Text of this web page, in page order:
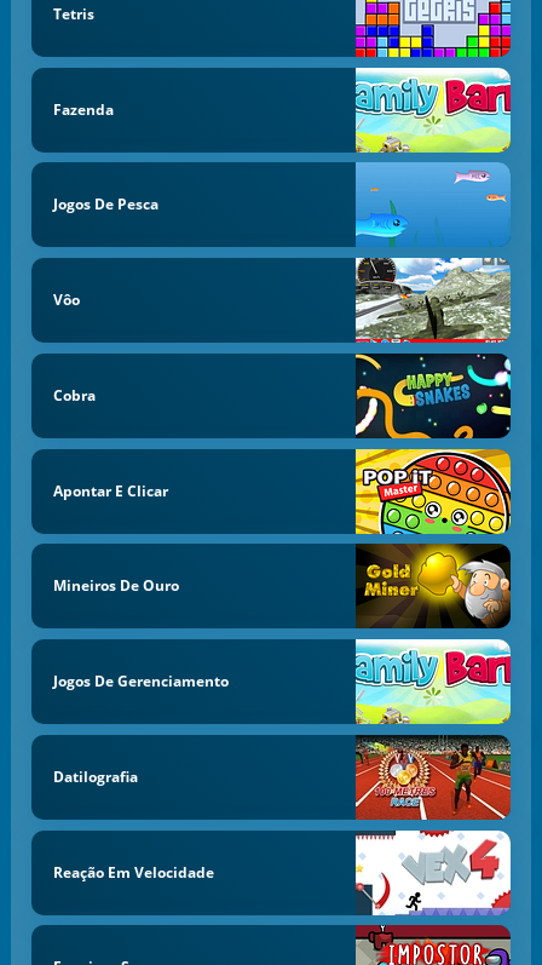
Tetris
Fazenda
Jogos De Pesca
Vôo
Cobra
Apontar E Clicar
Mineiros De Ouro
Jogos De Gerenciamento
Datilografia
Reação Em Velocidade